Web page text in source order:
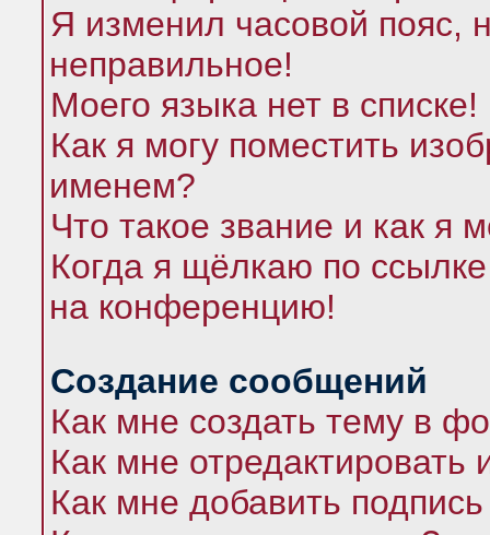
Я изменил часовой пояс,
неправильное!
Моего языка нет в списке!
Как я могу поместить
именем?
Что такое звание и как я
Когда я щёлкаю по
на конференцию!
Создание сообщений
Как мне создать тему в
Как мне
Как мне добавить